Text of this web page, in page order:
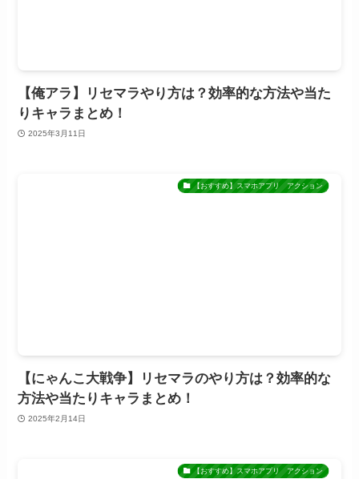
【俺アラ】リセマラやり方は？効率的な方法や当た
りキャラまとめ！
2025年3月11日
【おすすめ】スマホアプリ アクション
【にゃんこ大戦争】リセマラのやり方は？効率的な
方法や当たりキャラまとめ！
2025年2月14日
【おすすめ】スマホアプリ アクション